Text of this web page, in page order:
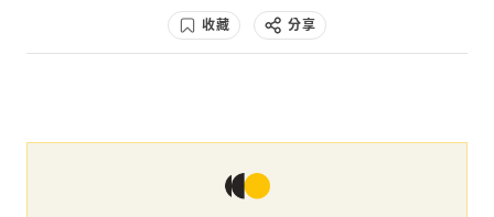
收藏 分享